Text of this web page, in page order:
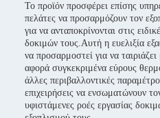
Το προϊόν προσφέρει επίσης
πελάτες να προσαρμόζουν τον
για να ανταποκρίνονται στις
δοκιμών τους.Αυτή η ευελιξία
να προσαρμοστεί για να
αφορά συγκεκριμένα εύρους
άλλες περιβαλλοντικές
επιχειρήσεις να ενσωματώνουν
υφιστάμενες ροές εργασίας